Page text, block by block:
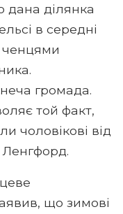
дана ділянка
в середні
ченцями
громада.
той факт,
чоловікові від
Ленгфорд.
що зимові